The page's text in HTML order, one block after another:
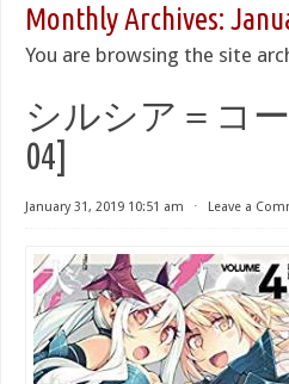
Monthly Archives:
You are browsing the site
シルシア＝コー
04]
January 31, 2019 10:51 am ⋅ Leave a